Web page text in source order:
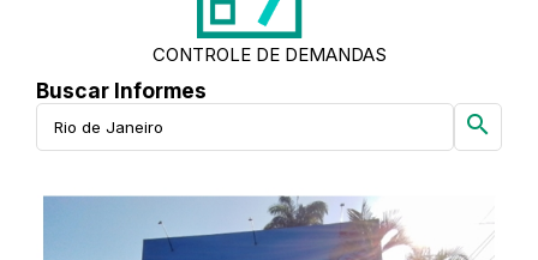
CONTROLE DE DEMANDAS
Buscar Informes
search